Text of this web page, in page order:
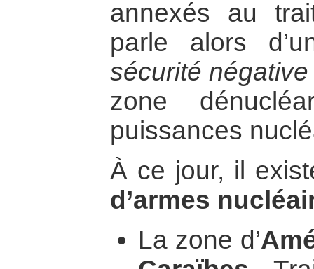
annexés au
parle alors
sécurité négative
zone
puissances
À ce jour, il
d’armes
La zone d’